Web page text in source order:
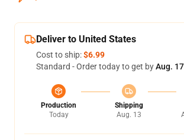
Deliver to United States
Cost to ship:$6.99
Standard - Order today to get byAug.
Production
Today
Shipping
Aug. 13